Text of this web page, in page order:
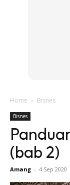
Home Bisnes
Bisnes
(bab 2)
Amang - 4 Sep 2020